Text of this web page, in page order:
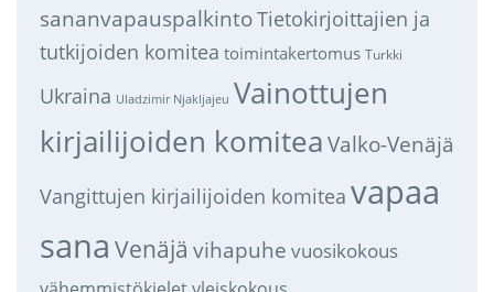
sananvapauspalkintoTietokirjoittajien ja
tutkijoiden komitea toimintakertomus Turkki
Ukraina Uladzimir Njakljajeu Vainottujen
kirjailijoiden komitea Valko-Venäjä
Vangittujen kirjailijoiden komitea vapaa
sana Venäjä vihapuhe vuosikokous